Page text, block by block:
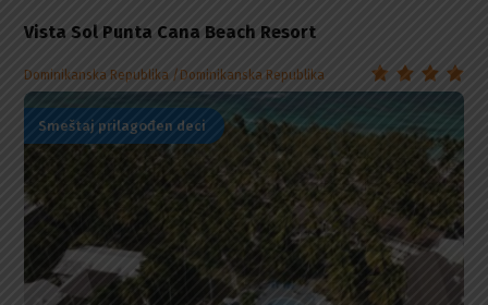
Vista Sol Punta Cana Beach Resort
Dominikanska Republika Dominikanska Republika
Smeštaj prilagođen deci